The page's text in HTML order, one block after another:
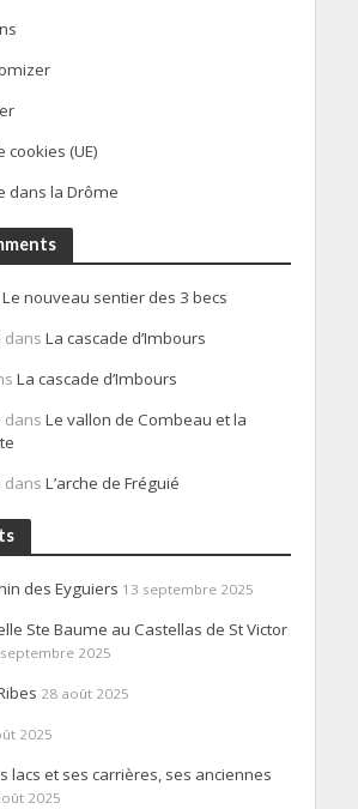
cookies (UE)
dans la Drôme
Le nouveau sentier des 3 becs
dans La cascade d’Imbours
La cascade d’Imbours
dans Le vallon de Combeau et la
dans L’arche de Fréguié
des Eyguiers 13 septembre 2025
Ste Baume au Castellas de St Victor
2025
28 août 2025
2025
lacs et ses carrières, ses anciennes
2025